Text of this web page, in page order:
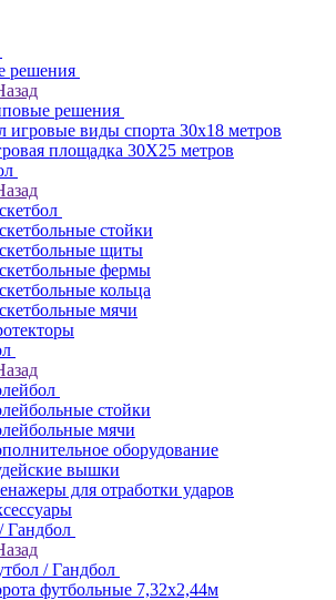
решения
решения
игровые виды спорта 30x18 метров
площадка 30Х25 метров
стойки
щиты
фермы
кольца
мячи
стойки
мячи
оборудование
вышки
для отработки ударов
Гандбол
/ Гандбол
футбольные 7,32х2,44м